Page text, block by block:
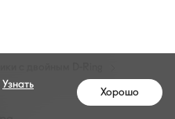
Узнать
Хорошо